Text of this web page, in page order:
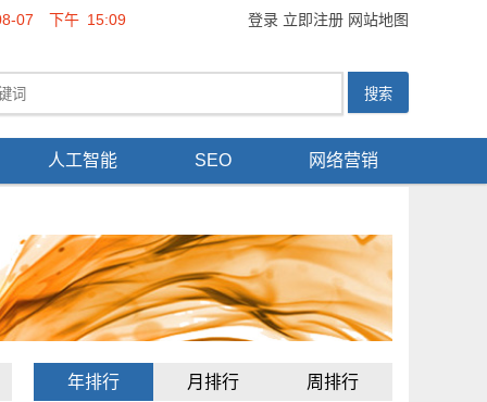
登录 立即注册 网站地图
07 下午 15:09
人工智能 SEO 网络营销
年排行 月排行 周排行